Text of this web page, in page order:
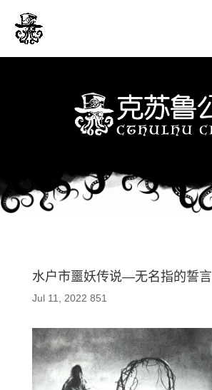
水户市噩妖传说—无名指的誓言
Jul 11, 2022 851